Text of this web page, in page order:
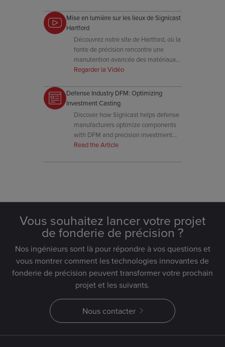
Mise en lumière sur les lieux de Signicast
Hartford
Découvrez notre site de Hartford, où la
fonte de précision rencontre une
manutention avancée des matériaux
et un contrôle de procédé pour offrir
Regarder la Vidéo
Defense Industry DFM: Optimizing
Investment Casting
Discover how Signicast helps defense
manufacturers optimize components
with DFM and precision investment
casting for improved performance and
Read the Article
Vous souhaitez lancer votre projet
de fonderie de précision ?
Nos ingénieurs sont là pour répondre à vos questions et
vous montrer comment les technologies innovantes de
fonderie de précision peuvent transformer votre prochain
projet et les suivants.
Nous contacter